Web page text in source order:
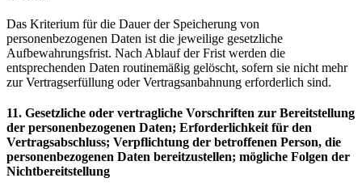
Das Kriterium für die Dauer der Speicherung von
personenbezogenen Daten ist die jeweilige gesetzliche
Aufbewahrungsfrist. Nach Ablauf der Frist werden die
entsprechenden Daten routinemäßig gelöscht, sofern sie nicht mehr
zur Vertragserfüllung oder Vertragsanbahnung erforderlich sind.
11. Gesetzliche oder vertragliche Vorschriften zur Bereitstellung
der personenbezogenen Daten; Erforderlichkeit für den
Vertragsabschluss; Verpflichtung der betroffenen Person, die
personenbezogenen Daten bereitzustellen; mögliche Folgen der
Nichtbereitstellung